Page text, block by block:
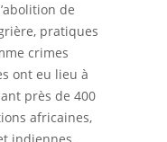
de
pratiques
crimes
ont eu lieu à
près de 400
africaines,